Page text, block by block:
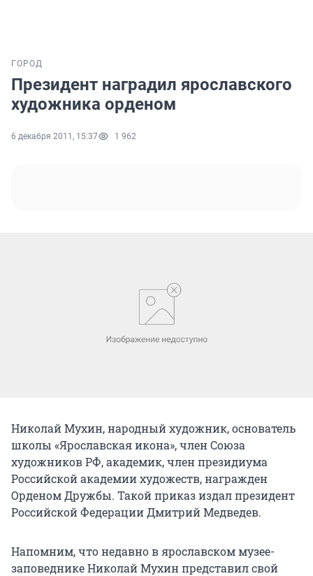
ГОРОД
Президент наградил ярославского
художника орденом
6 декабря 2011, 15:37 1 962
Николай Мухин, народный художник, основатель
школы «Ярославская икона», член Союза
художников РФ, академик, член президиума
Российской академии художеств, награжден
Орденом Дружбы. Такой приказ издал президент
Российской Федерации Дмитрий Медведев.
Напомним, что недавно в ярославском музее-
заповеднике Николай Мухин представил свой